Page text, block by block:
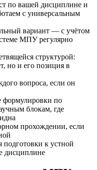
по вашей дисциплине и
с универсальным
вариант — с учётом
МПУ регулярно
структурой:
но и его позиция в
вопроса, если он
формулировки по
блокам, где
прохождении, если
к устной
дисциплине